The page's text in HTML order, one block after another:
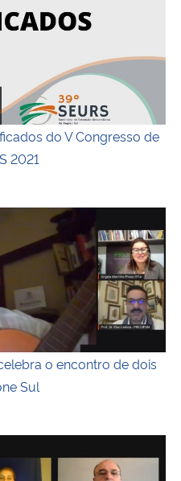
do V Congresso de
2021
o encontro de dois
o encontro de dois
Sul